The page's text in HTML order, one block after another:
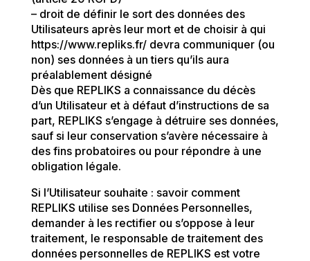
– droit de définir le sort des données des
Utilisateurs après leur mort et de choisir à qui
https://www.repliks.fr/ devra communiquer (ou
non) ses données à un tiers qu’ils aura
préalablement désigné
Dès que REPLIKS a connaissance du décès
d’un Utilisateur et à défaut d’instructions de sa
part, REPLIKS s’engage à détruire ses données,
sauf si leur conservation s’avère nécessaire à
des fins probatoires ou pour répondre à une
obligation légale.
Si l’Utilisateur souhaite : savoir comment
REPLIKS utilise ses Données Personnelles,
demander à les rectifier ou s’oppose à leur
traitement, le responsable de traitement des
données personnelles de REPLIKS est votre